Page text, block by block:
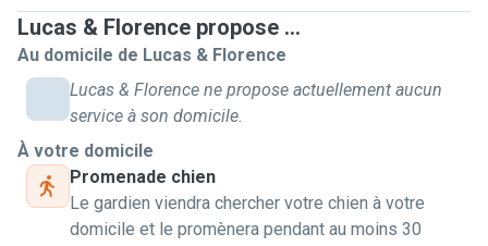
Lucas & Florence propose ...
Au domicile de Lucas & Florence
Lucas & Florence ne propose actuellement aucun
service à son domicile.
À votre domicile
Promenade chien
Le gardien viendra chercher votre chien à votre
domicile et le promènera pendant au moins 30